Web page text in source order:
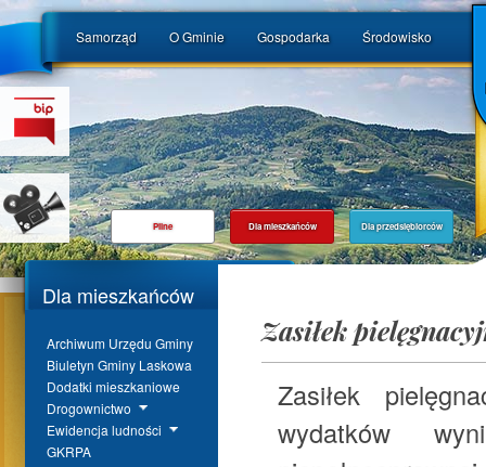
Samorząd O Gminie Gospodarka Środowisko
Pilne Dla mieszkańców Dla przedsiębiorców
Dla mieszkańców
Archiwum Urzędu Gminy
Biuletyn Gminy Laskowa
Dodatki mieszkaniowe
Drogownictwo
Ewidencja ludności
GKRPA
Zasiłek
Zasiłek
wydatków